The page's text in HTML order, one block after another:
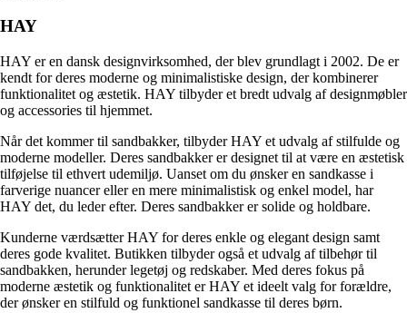
HAY
HAY er en dansk designvirksomhed, der blev grundlagt i 2002. De er
kendt for deres moderne og minimalistiske design, der kombinerer
funktionalitet og æstetik. HAY tilbyder et bredt udvalg af designmøbler
og accessories til hjemmet.
Når det kommer til sandbakker, tilbyder HAY et udvalg af stilfulde og
moderne modeller. Deres sandbakker er designet til at være en æstetisk
tilføjelse til ethvert udemiljø. Uanset om du ønsker en sandkasse i
farverige nuancer eller en mere minimalistisk og enkel model, har
HAY det, du leder efter. Deres sandbakker er solide og holdbare.
Kunderne værdsætter HAY for deres enkle og elegant design samt
deres gode kvalitet. Butikken tilbyder også et udvalg af tilbehør til
sandbakken, herunder legetøj og redskaber. Med deres fokus på
moderne æstetik og funktionalitet er HAY et ideelt valg for forældre,
der ønsker en stilfuld og funktionel sandkasse til deres børn.